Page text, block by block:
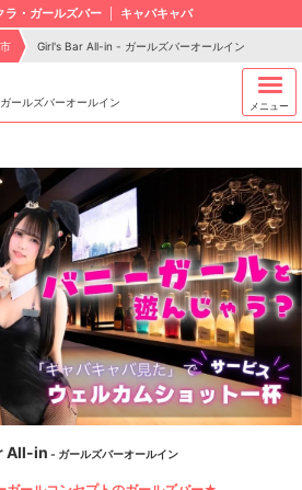
ラ・ガールズバー キャバキャバ
Girl's Bar All-in - ガールズバーオールイン
ガールズバーオールイン メニュー
All-in - ガールズバーオールイン